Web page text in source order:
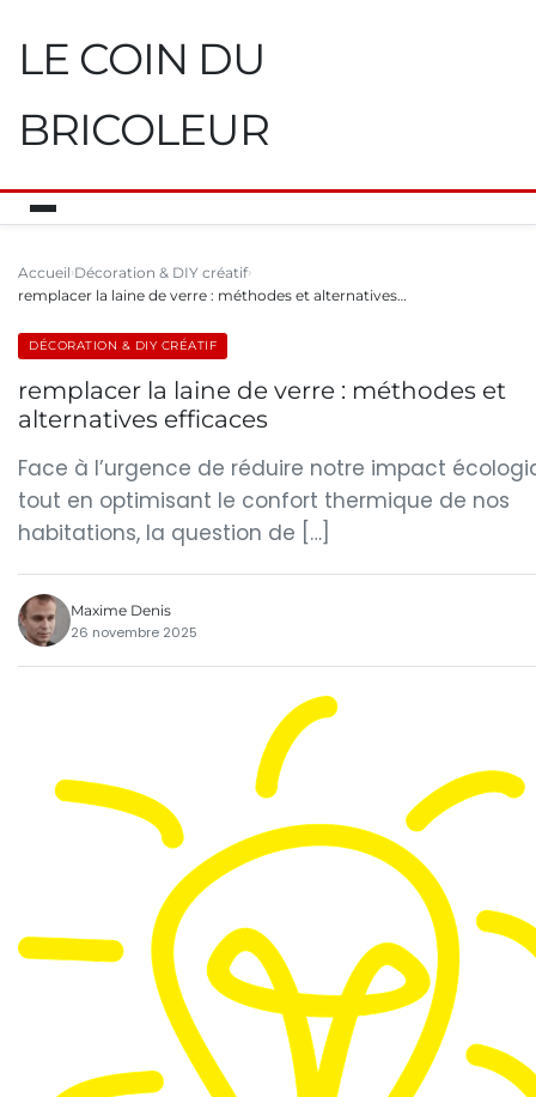
LE COIN DU
BRICOLEUR
Accueil Décoration & DIY créatif
remplacer la laine de verre : méthodes et alternatives…
DÉCORATION & DIY CRÉATIF
remplacer la laine de verre : méthodes et
alternatives efficaces
Face à l’urgence de réduire notre impact
tout en optimisant le confort thermique de nos
habitations, la question de […]
Maxime Denis
26 novembre 2025